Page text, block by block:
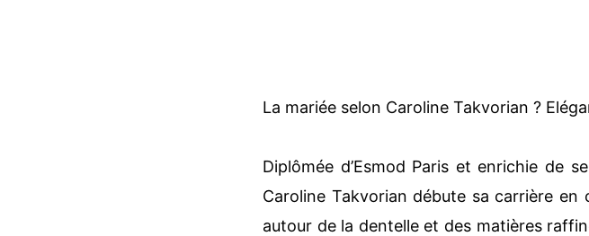
La mariée selon Caroline Takvorian ?
Diplômée d’Esmod Paris et enrichie de
Caroline Takvorian débute sa carrière
autour de la dentelle et des matières